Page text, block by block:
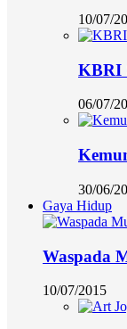
10/07/
KBRI
06/07/
30/06/
Gaya Hidup
Waspada
10/07/2015